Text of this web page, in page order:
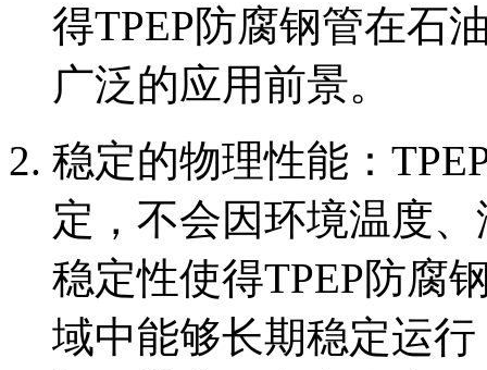
得TPEP防腐钢管在石
广泛的应用前景。
稳定的物理性能‌：
定，不会因环境温度
稳定性使得TPEP防腐
域中能够长期稳定运